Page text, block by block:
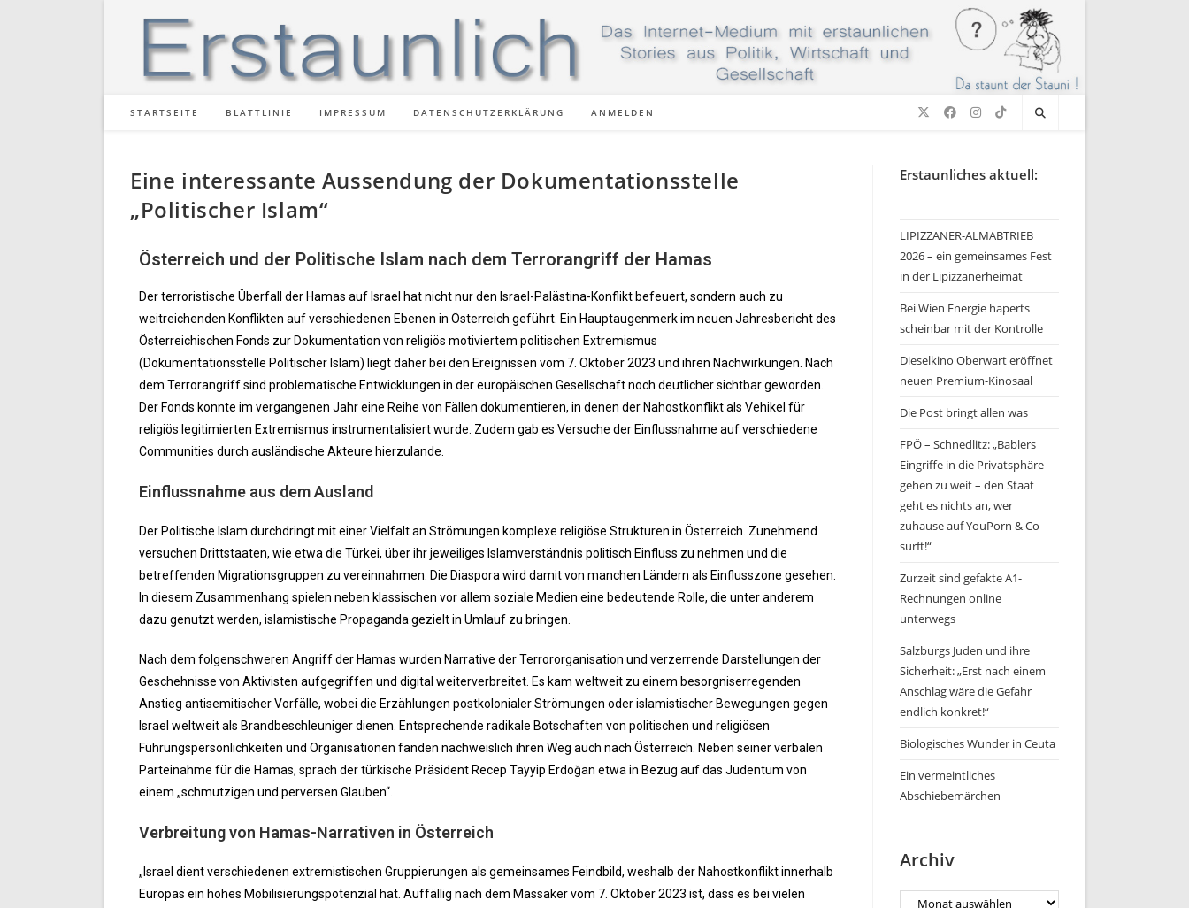
STARTSEITE BLATTLINIE IMPRESSUM DATENSCHUTZERKLÄRUNG ANMELDEN
Eine interessante Aussendung der Dokumentationsstelle
„Politischer Islam“
Österreich und der Politische Islam nach dem Terrorangriff der Hamas
Der terroristische Überfall der Hamas auf Israel hat nicht nur den Israel-Palästina-Konflikt befeuert, sondern auch zu
weitreichenden Konflikten auf verschiedenen Ebenen in Österreich geführt. Ein Hauptaugenmerk im neuen Jahresbericht des
Österreichischen Fonds zur Dokumentation von religiös motiviertem politischen Extremismus
(Dokumentationsstelle Politischer Islam) liegt daher bei den Ereignissen vom 7. Oktober 2023 und ihren Nachwirkungen. Nach
dem Terrorangriff sind problematische Entwicklungen in der europäischen Gesellschaft noch deutlicher sichtbar geworden.
Der Fonds konnte im vergangenen Jahr eine Reihe von Fällen dokumentieren, in denen der Nahostkonflikt als Vehikel für
religiös legitimierten Extremismus instrumentalisiert wurde. Zudem gab es Versuche der Einflussnahme auf verschiedene
Communities durch ausländische Akteure hierzulande.
Einflussnahme aus dem Ausland
Der Politische Islam durchdringt mit einer Vielfalt an Strömungen komplexe religiöse Strukturen in Österreich. Zunehmend
versuchen Drittstaaten, wie etwa die Türkei, über ihr jeweiliges Islamverständnis politisch Einfluss zu nehmen und die
betreffenden Migrationsgruppen zu vereinnahmen. Die Diaspora wird damit von manchen Ländern als Einflusszone gesehen.
In diesem Zusammenhang spielen neben klassischen vor allem soziale Medien eine bedeutende Rolle, die unter anderem
dazu genutzt werden, islamistische Propaganda gezielt in Umlauf zu bringen.
Nach dem folgenschweren Angriff der Hamas wurden Narrative der Terrororganisation und verzerrende Darstellungen der
Geschehnisse von Aktivisten aufgegriffen und digital weiterverbreitet. Es kam weltweit zu einem besorgniserregenden
Anstieg antisemitischer Vorfälle, wobei die Erzählungen postkolonialer Strömungen oder islamistischer Bewegungen gegen
Israel weltweit als Brandbeschleuniger dienen. Entsprechende radikale Botschaften von politischen und religiösen
Führungspersönlichkeiten und Organisationen fanden nachweislich ihren Weg auch nach Österreich. Neben seiner verbalen
Parteinahme für die Hamas, sprach der türkische Präsident Recep Tayyip Erdoğan etwa in Bezug auf das Judentum von
einem „schmutzigen und perversen Glauben“.
Verbreitung von Hamas-Narrativen in Österreich
„Israel dient verschiedenen extremistischen Gruppierungen als gemeinsames Feindbild, weshalb der Nahostkonflikt innerhalb
Europas ein hohes Mobilisierungspotenzial hat. Auffällig nach dem Massaker vom 7. Oktober 2023 ist, dass es bei vielen
Erstaunliches aktuell:
LIPIZZANER-ALMABTRIEB
2026 – ein gemeinsames Fest
in der Lipizzanerheimat
Bei Wien Energie haperts
scheinbar mit der Kontrolle
Dieselkino Oberwart eröffnet
neuen Premium-Kinosaal
Die Post bringt allen was
FPÖ – Schnedlitz: „Bablers
Eingriffe in die Privatsphäre
gehen zu weit – den Staat
geht es nichts an, wer
zuhause auf YouPorn & Co
surft!“
Zurzeit sind gefakte A1-
Rechnungen online
unterwegs
Salzburgs Juden und ihre
Sicherheit: „Erst nach einem
Anschlag wäre die Gefahr
endlich konkret!“
Biologisches Wunder in Ceuta
Ein vermeintliches
Abschiebemärchen
Archiv